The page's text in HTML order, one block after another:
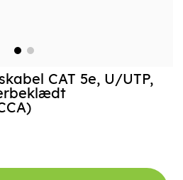
CAT 5e, U/UTP,